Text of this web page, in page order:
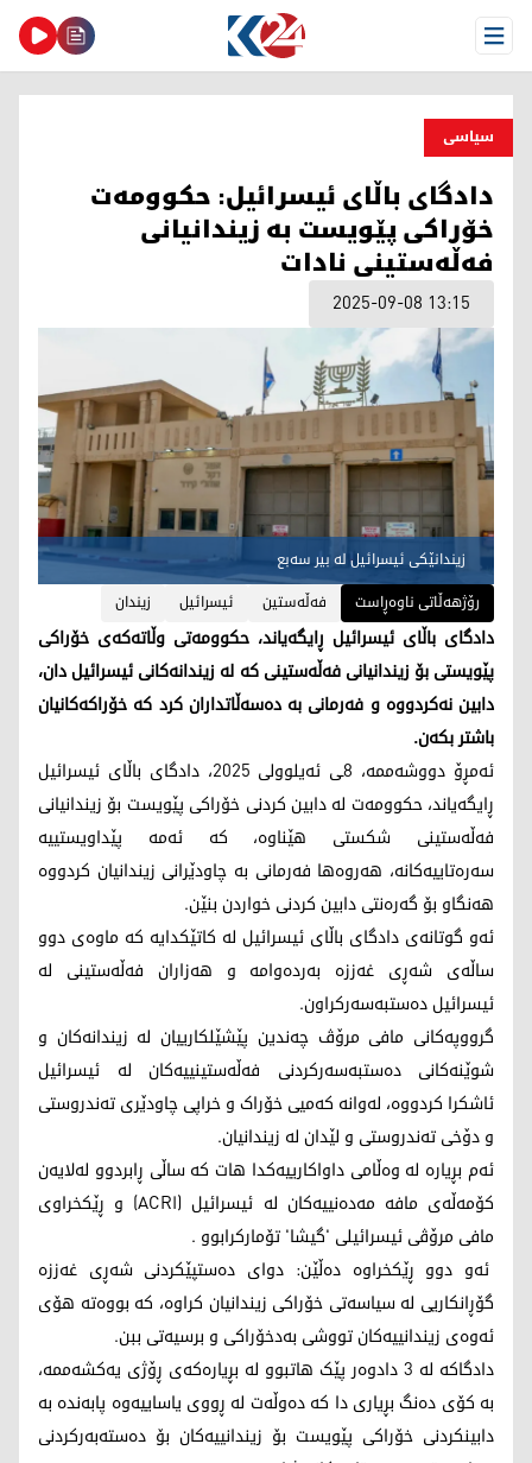
Open Menu
سیاسی
دادگای باڵای ئیسرائیل: حکوومەت
خۆراکی پێویست بە زیندانیانی
فەڵەستینی نادات
2025-09-08 13:15
زیندانێکی ئیسرائیل لە بیر سەبع
رۆژهەڵاتی ناوەڕاست
فەڵەستین ئیسرائیل زیندان
دادگای باڵای ئیسرائیل ڕایگەیاند، حکوومەتی وڵاتەکەی خۆراکی
پێویستی بۆ زیندانیانی فەڵەستینی کە لە زیندانەکانی ئیسرائیل دان،
دابین نەکردووە و فەرمانی بە دەسەڵاتداران کرد کە خۆراکەکانیان
باشتر بکەن.
ئەمڕۆ دووشەممە، 8ـی ئەیلوولی 2025، دادگای باڵای ئیسرائیل
ڕایگەیاند، حکوومەت لە دابین کردنی خۆراکی پێویست بۆ زیندانیانی
فەڵەستینی شکستی هێناوە، کە ئەمە پێداویستییە
سەرەتاییەکانە، هەروەها فەرمانی بە چاودێرانی زیندانیان کردووە
هەنگاو بۆ گەرەنتی دابین کردنی خواردن بنێن.
ئەو گوتانەی دادگای باڵای ئیسرائیل لە کاتێکدایە کە ماوەی دوو
ساڵەی شەڕی غەززە بەردەوامە و هەزاران فەڵەستینی لە
ئیسرائیل دەستبەسەرکراون.
گرووپەکانی مافی مرۆڤ چەندین پێشێلکارییان لە زیندانەکان و
شوێنەکانی دەستبەسەرکردنی فەڵەستینییەکان لە ئیسرائیل
ئاشکرا کردووە، لەوانە کەمیی خۆراک و خراپی چاودێری تەندروستی
و دۆخی تەندروستی و لێدان لە زیندانیان.
ئەم بڕیارە لە وەڵامی داواکارییەکدا هات کە ساڵی ڕابردوو لەلایەن
کۆمەڵەی مافە مەدەنییەکان لە ئیسرائیل (ACRI) و ڕێکخراوی
مافی مرۆڤی ئیسرائیلی 'گیشا' تۆمارکرابوو .
ئەو دوو ڕێکخراوە دەڵێن: دوای دەستپێکردنی شەڕی غەززە
گۆڕانکاریی لە سیاسەتی خۆراکی زیندانیان کراوە، کە بووەتە هۆی
ئەوەی زیندانییەکان تووشی بەدخۆراکی و برسیەتی ببن.
دادگاکە لە 3 دادوەر پێک هاتبوو لە بڕیارەکەی ڕۆژی یەکشەممە،
بە کۆی دەنگ بڕیاری دا کە دەوڵەت لە ڕووی یاساییەوە پابەندە بە
دابینکردنی خۆراکی پێویست بۆ زیندانییەکان بۆ دەستەبەرکردنی